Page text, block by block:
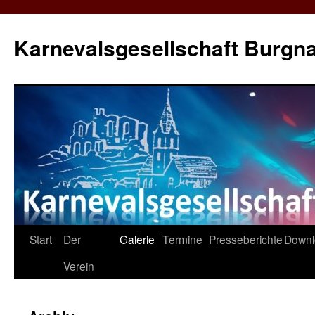
Karnevalsgesellschaft
Zum
Start
Der
Verein
Galerie Termine Presseberichte